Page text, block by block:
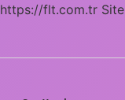
https://flt.com.tr